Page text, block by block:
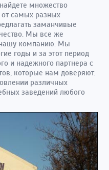
множество
самых разных
заманчивые
Мы все же
компанию. Мы
годы и за этот период
и надежного партнера с
которые нам доверяют.
различных
заведений любого